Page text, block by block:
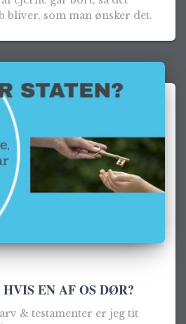
bliver, som man ønsker det.
EN AF OS DØR?
& testamenter er jeg tit